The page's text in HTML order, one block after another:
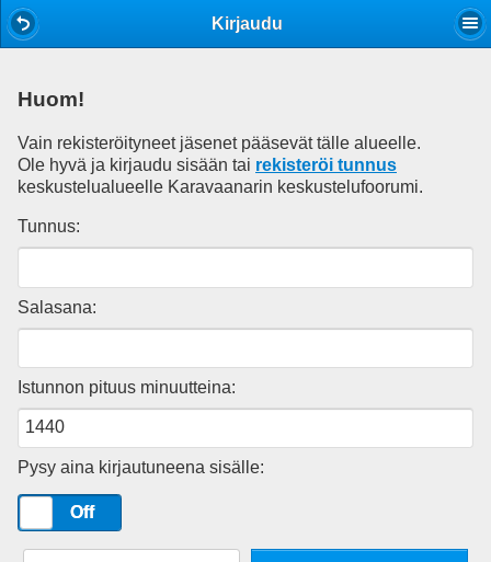
Kirjaudu
Huom!
Vain rekisteröityneet jäsenet pääsevät tälle alueelle.
Ole hyvä ja kirjaudu sisään tai rekisteröi tunnus
keskustelualueelle Karavaanarin keskustelufoorumi.
Tunnus:
Salasana:
Istunnon pituus minuutteina:
Pysy aina kirjautuneena sisälle:
Off